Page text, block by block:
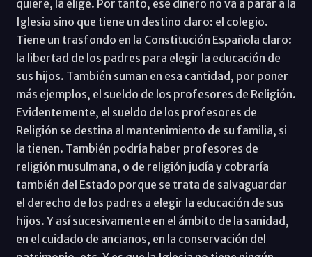
quiere, la elige. Por tanto, ese dinero no va a parar a la
Iglesia sino que tiene un destino claro: el colegio.
Tiene un trasfondo en la Constitución Española claro:
la libertad de los padres para elegir la educación de
sus hijos. También suman en esa cantidad, por poner
más ejemplos, el sueldo de los profesores de Religión.
Evidentemente, el sueldo de los profesores de
Religión se destina al mantenimiento de su familia, si
la tienen. También podría haber profesores de
religión musulmana, o de religión judía y cobraría
también del Estado porque se trata de salvaguardar
el derecho de los padres a elegir la educación de sus
hijos. Y así sucesivamente en el ámbito de la sanidad,
en el cuidado de ancianos, en la conservación del